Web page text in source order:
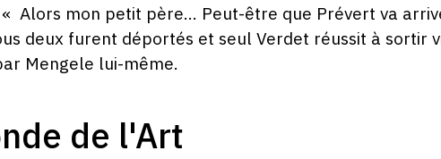
Alors mon petit père… Peut-être que Prévert va
deux furent déportés et seul Verdet réussit à sortir
Mengele lui-même.
de l'Art